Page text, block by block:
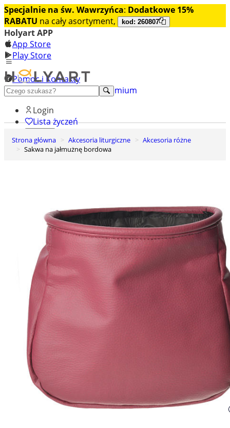
Specjalnie na św. Wawrzyńca: Dodatkowe 15%
RABATU na cały asortyment, kod: 260807
Holyart APP
App Store
Play Store
Pomoc i Kontakty
+48 222 922 860
Odkryj premium
Login
Lista życzeń
0
Koszyk
Strona główna Akcesoria liturgiczne
Akcesoria różne
Sakwa na jałmużnę bordowa